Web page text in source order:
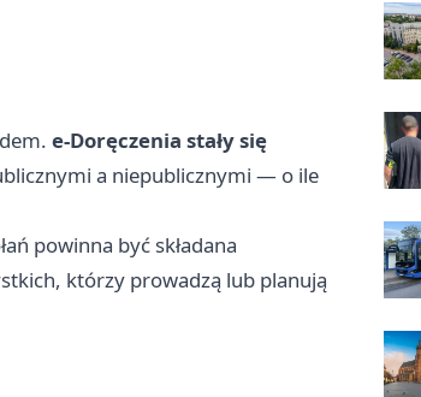
e-Doręczenia stały się
a niepublicznymi — o ile
powinna być składana
którzy prowadzą lub planują